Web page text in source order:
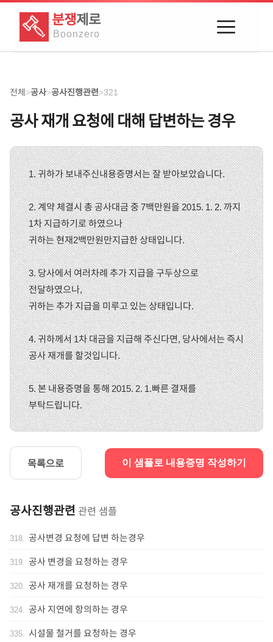
분쟁제로
Boonzero
전체>공사>공사진행관련>321
공사 재개 요청에 대해 답변하는 경우
1. 귀하가 보내주신내용증명서는 잘 받아보았습니다.
2. 계약 체결시 총 공사대금 중 7백만원을 2015. 1. 2. 까지
1차 지급하기로 하였으나
귀하는 현재2백만원만지급한 상태입니다.
3. 당사에서 여러차례 추가 지급을 구두상으로
전달하였으나,
귀하는 추가 지급을 미루고 있는 상태입니다.
4. 귀하께서 1차 대금을 지급해 주신다면, 당사에서는 즉시
공사 재개를 할것입니다.
5. 본 내용증명을 통해 2015. 2. 1.빠른 결재를
부탁드립니다.
목록으로 이 샘플로 내용증명 작성하기
공사진행관련 관련 샘플
318. 공사변경 요청에 답변 하는경우
319. 공사 변경을 요청하는 경우
320. 공사 재개를 요청하는 경우
324. 공사 지연에 항의하는 경우
335. 시설물 철거를 요청하는 경우